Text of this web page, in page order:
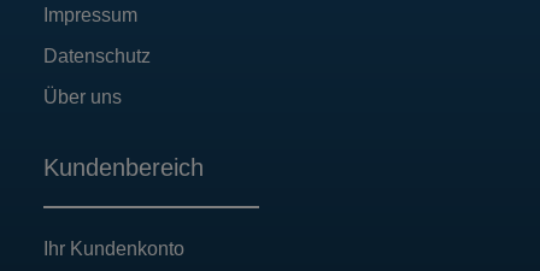
Impressum
Datenschutz
Über uns
Kundenbereich
Ihr Kundenkonto